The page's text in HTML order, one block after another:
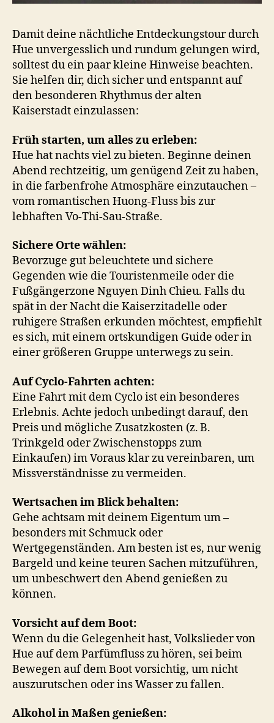
Damit deine nächtliche Entdeckungstour durch
Hue unvergesslich und rundum gelungen wird,
solltest du ein paar kleine Hinweise beachten.
Sie helfen dir, dich sicher und entspannt auf
den besonderen Rhythmus der alten
Kaiserstadt einzulassen:
Früh starten, um alles zu erleben:
Hue hat nachts viel zu bieten. Beginne deinen
Abend rechtzeitig, um genügend Zeit zu haben,
in die farbenfrohe Atmosphäre einzutauchen –
vom romantischen Huong-Fluss bis zur
lebhaften Vo-Thi-Sau-Straße.
Sichere Orte wählen:
Bevorzuge gut beleuchtete und sichere
Gegenden wie die Touristenmeile oder die
Fußgängerzone Nguyen Dinh Chieu. Falls du
spät in der Nacht die Kaiserzitadelle oder
ruhigere Straßen erkunden möchtest, empfiehlt
es sich, mit einem ortskundigen Guide oder in
einer größeren Gruppe unterwegs zu sein.
Auf Cyclo-Fahrten achten:
Eine Fahrt mit dem Cyclo ist ein besonderes
Erlebnis. Achte jedoch unbedingt darauf, den
Preis und mögliche Zusatzkosten (z. B.
Trinkgeld oder Zwischenstopps zum
Einkaufen) im Voraus klar zu vereinbaren, um
Missverständnisse zu vermeiden.
Wertsachen im Blick behalten:
Gehe achtsam mit deinem Eigentum um –
besonders mit Schmuck oder
Wertgegenständen. Am besten ist es, nur wenig
Bargeld und keine teuren Sachen mitzuführen,
um unbeschwert den Abend genießen zu
können.
Vorsicht auf dem Boot:
Wenn du die Gelegenheit hast, Volkslieder von
Hue auf dem Parfümfluss zu hören, sei beim
Bewegen auf dem Boot vorsichtig, um nicht
auszurutschen oder ins Wasser zu fallen.
Alkohol in Maßen genießen: